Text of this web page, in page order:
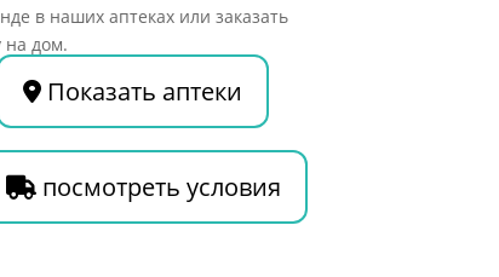
в наших аптеках или заказать
на дом.
Показать аптеки
посмотреть условия